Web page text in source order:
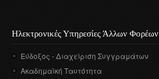
Ηλεκτρονικές Υπηρεσίες Άλλων Φορέων
Εύδοξος - Διαχείριση Συγγραμάτων
Ακαδημαϊκή Ταυτότητα